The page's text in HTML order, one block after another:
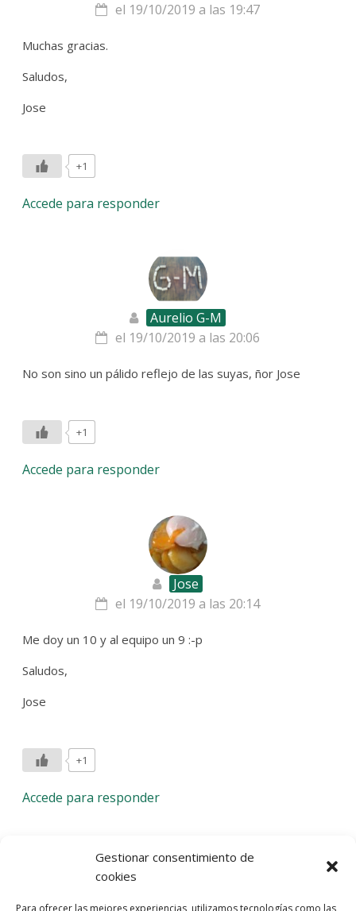
Gestionar consentimiento de
cookies
Para ofrecer las mejores experiencias, utilizamos tecnologías como las
el 19/10/2019 a las 19:47
Muchas gracias.
Saludos,
Jose
+1
Accede para responder
Aurelio G-M
el 19/10/2019 a las 20:06
No son sino un pálido reflejo de las suyas, ñor Jose
+1
Accede para responder
Jose
el 19/10/2019 a las 20:14
Me doy un 10 y al equipo un 9 :-p
Saludos,
Jose
+1
Accede para responder
Deja una respuesta